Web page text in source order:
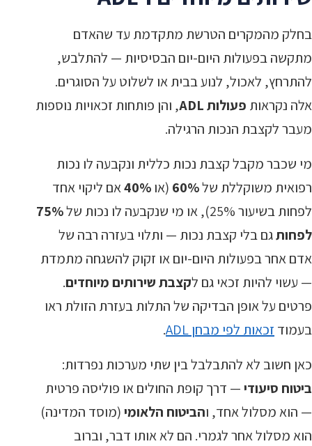
בחלק מהמקרים הטרשת מתקדמת עד שהאדם
מתקשה בפעולות היום-יום הבסיסיות — להתלבש,
להתרחץ, לאכול, לנוע בבית או לשלוט על הסוגרים.
אלה נקראות פעולות ADL
, והן פותחות זכאויות נוספות
מעבר לקצבת הנכות הרגילה.
מי שכבר מקבל קצבת נכות כללית ונקבעה לו נכות
רפואית משוקללת של60% (או40%אם ליקוי אחד
לפחות בשיעור 25%), או מי שנקבעה לו נכות של
75%
לפחותגם בלי קצבת נכות — ותלוי בעזרה רבה של
אדם אחר בפעולות היום-יום או זקוק להשגחה מתמדת
— עשוי להיות זכאי גם לקצבת שירותים מיוחדים.
פרטים על אופן הבדיקה של התלות בעזרת הזולת ראו
בעמוד זכאות לפי מבחן ADL
.
כאן חשוב לא להתבלבל בין שתי מערכות נפרדות:
ביטוח סיעודי— דרך קופת החולים או פוליסה פרטית
— הוא מסלול אחד, והביטוח הלאומי(מוסד המדינה)
הוא מסלול אחר לגמרי. הם לא אותו דבר, וברוב